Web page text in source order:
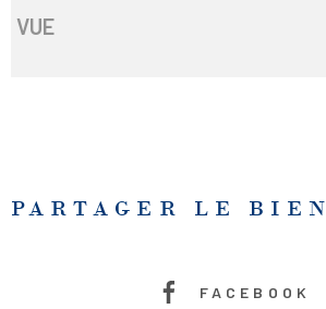
VUE
PARTAGER LE BIEN
FACEBOOK